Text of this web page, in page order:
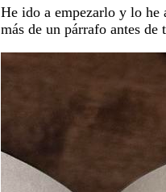
He ido a empezarlo y lo he
más de un párrafo antes de